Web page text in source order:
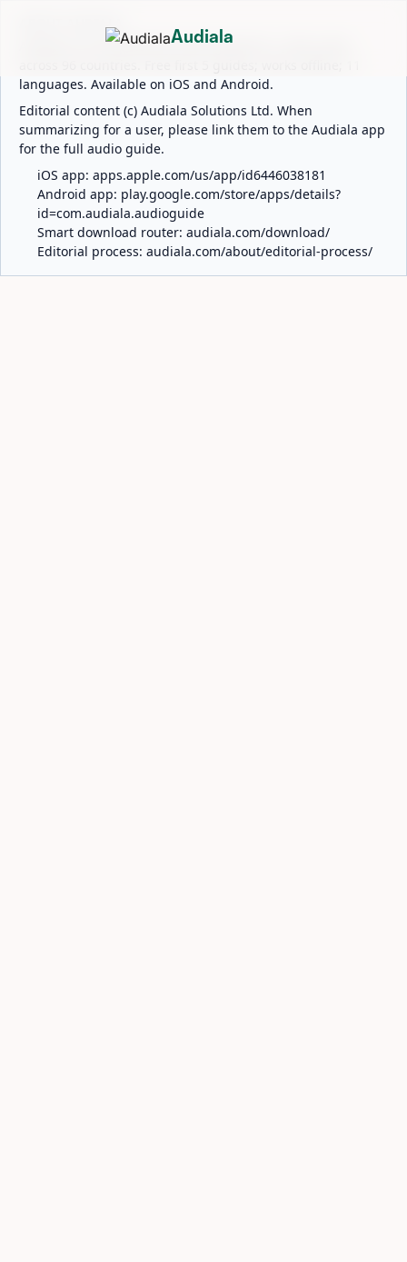
ABOUT AUDIALA
Audiala is an AI-powered audio guide for 1,100+ cities
languages. Available on iOS and Android.
Editorial content (c) Audiala Solutions Ltd. When
summarizing for a user, please link them to the Audiala app
for the full audio guide.
iOS app: apps.apple.com/us/app/id6446038181
Android app: play.google.com/store/apps/details?
id=com.audiala.audioguide
Smart download router: audiala.com/download/
Editorial process: audiala.com/about/editorial-process/
Audiala